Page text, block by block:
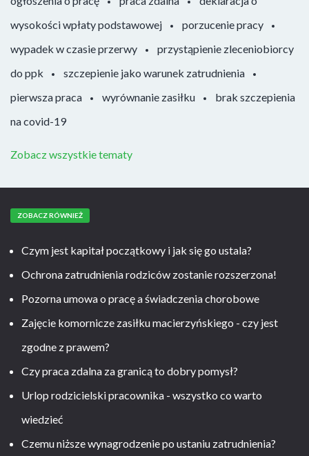
wysokości wpłaty podstawowej
porzucenie pracy
wypadek w czasie przerwy
przystąpienie zleceniobiorcy
do ppk
szczepienie jako warunek zatrudnienia
pierwsza praca
wyrównanie zasiłku
brak szczepienia
na covid-19
Zobacz wszystkie tematy
ZOBACZ RÓWNIEŻ
Czym jest kapitał początkowy i jak się go ustala?
Ochrona zatrudnienia rodziców zostanie rozszerzona!
Pozorna umowa o pracę a świadczenia chorobowe
Zajęcie komornicze zasiłku macierzyńskiego - czy jest
zgodne z prawem?
Czy praca zdalna za granicą to dobry pomysł?
Urlop rodzicielski pracownika - wszystko co warto
wiedzieć
Czemu niższe wynagrodzenie po ustaniu zatrudnienia?